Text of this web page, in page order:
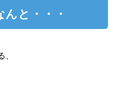
と・・・
、